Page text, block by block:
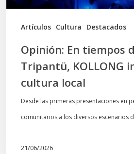
Artículos Cultura Destacados
la
cultura
Opinión: En tiempos
Tripantü, KOLLONG
cultura local
Desde las primeras presentaciones en
comunitarios a los diversos escenarios
21/06/2026